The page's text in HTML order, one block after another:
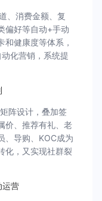
、消费金额、复
偏好等自动+手动
健康度等体系，
化营销，系统提
阵设计，叠加签
价、推荐有礼、老
、导购、KOC成为
化，又实现社群裂
运营